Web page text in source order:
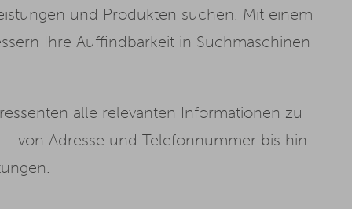
und Produkten suchen. Mit einem
Ihre Auffindbarkeit in Suchmaschinen
alle relevanten Informationen zu
von Adresse und Telefonnummer bis hin